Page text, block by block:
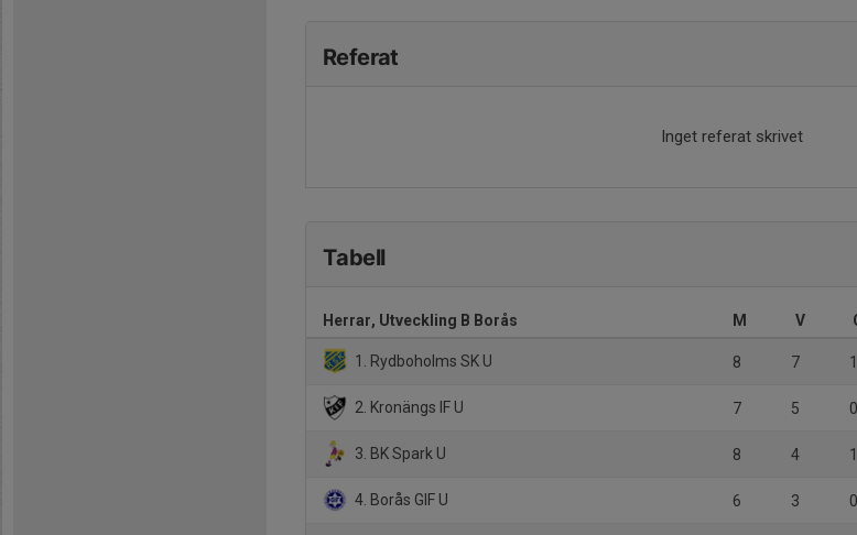
Referat
Inget referat skrivet
Tabell
Herrar, Utveckling B Borås M V
1. Rydboholms SK U 8 7 1
2. Kronängs IF U 7 5 0
3. BK Spark U 8 4 1
4. Borås GIF U 6 3 0